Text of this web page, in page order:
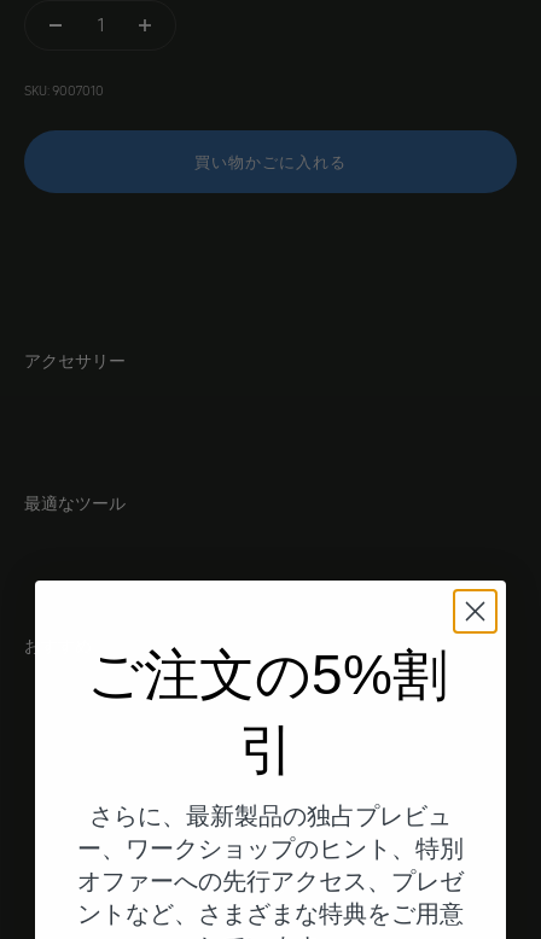
SKU: 9007010
買い物かごに入れる
アクセサリー
最適なツール
おすすめ ご注文の5%割
引
さらに、最新製品の独占プレビュ
ー、ワークショップのヒント、特別
オファーへの先行アクセス、プレゼ
ントなど、さまざまな特典をご用意